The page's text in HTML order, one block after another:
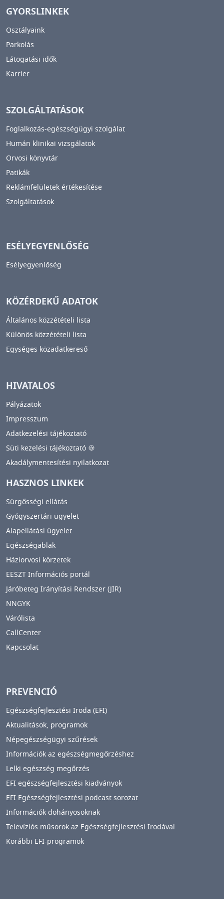
GYORSLINKEK
Osztályaink
Parkolás
Látogatási idők
Karrier
SZOLGÁLTATÁSOK
Foglalkozás-egészségügyi szolgálat
Humán klinikai vizsgálatok
Orvosi könyvtár
Patikák
Reklámfelületek értékesítése
Szolgáltatások
ESÉLYEGYENLŐSÉG
Esélyegyenlőség
KÖZÉRDEKŰ ADATOK
Általános közzétételi lista
Különös közzétételi lista
Egységes közadatkereső
HIVATALOS
Pályázatok
Impresszum
Adatkezelési tájékoztató
Süti kezelési tájékoztató 🍪
Akadálymentesítési nyilatkozat
HASZNOS LINKEK
Sürgősségi ellátás
Gyógyszertári ügyelet
Alapellátási ügyelet
Egészségablak
Háziorvosi körzetek
EESZT Információs portál
Járóbeteg Irányítási Rendszer (JIR)
NNGYK
Várólista
CallCenter
Kapcsolat
PREVENCIÓ
Egészségfejlesztési Iroda (EFI)
Aktualitások, programok
Népegészségügyi szűrések
Információk az egészségmegőrzéshez
Lelki egészség megőrzés
EFI egészségfejlesztési kiadványok
EFI Egészségfejlesztési podcast sorozat
Információk dohányosoknak
Televíziós műsorok az Egészségfejlesztési Irodával
Korábbi EFI-programok